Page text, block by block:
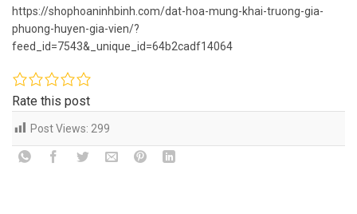
https://shophoaninhbinh.com/dat-hoa-mung-khai-truong-gia-
phuong-huyen-gia-vien/?
feed_id=7543&_unique_id=64b2cadf14064
Rate this post
Post Views: 299